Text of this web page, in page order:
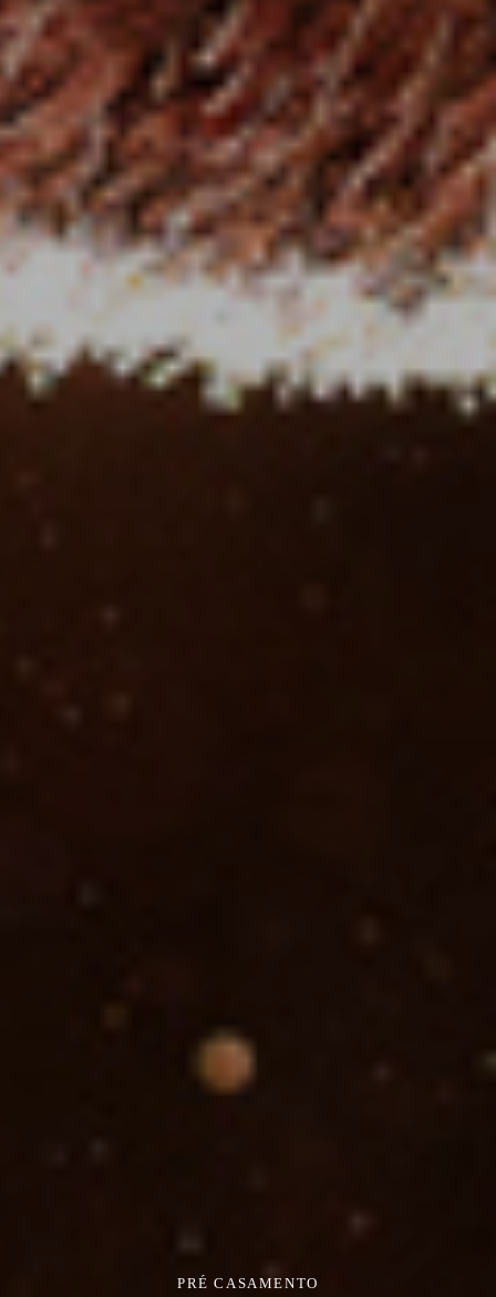
PRÉ CASAMENTO